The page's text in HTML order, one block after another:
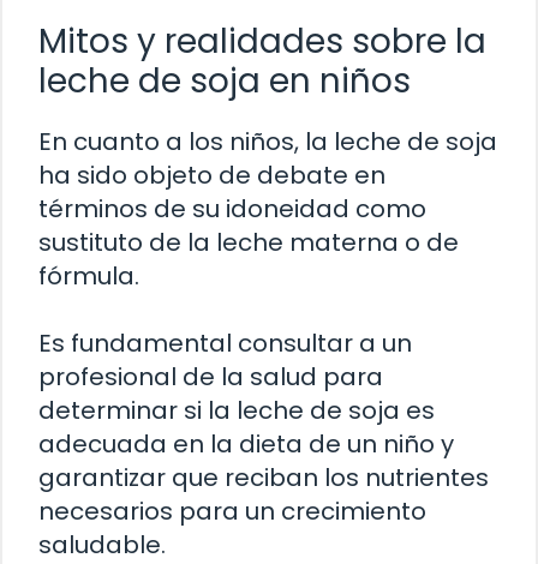
Mitos y realidades sobre la
leche de soja en niños
En cuanto a los niños, la leche de soja
ha sido objeto de debate en
términos de su idoneidad como
sustituto de la leche materna o de
fórmula.
Es fundamental consultar a un
profesional de la salud para
determinar si la leche de soja es
adecuada en la dieta de un niño y
garantizar que reciban los nutrientes
necesarios para un crecimiento
saludable.